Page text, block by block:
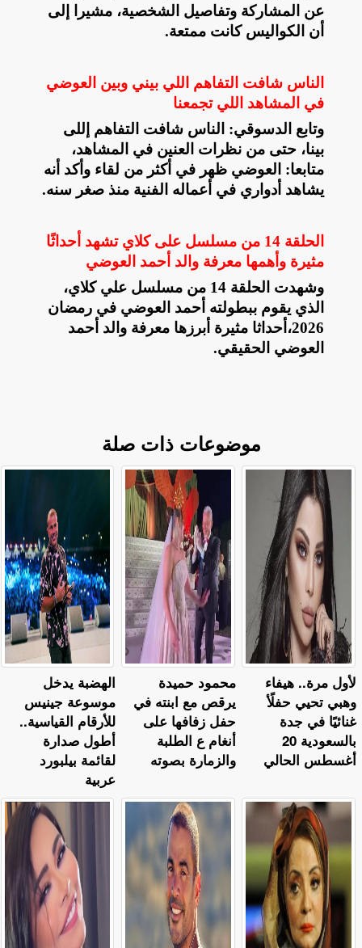
عن المشاركة وتفاصيل الشخصية، مشيرا إلى
أن الكواليس كانت ممتعة.
الناس شافت التفاهم اللي بيني وبين العوضي
في المشاهد اللي تجمعنا
وتابع الدسوقي: الناس شافت التفاهم إللى
بينا، حتى من نظرات العنين في المشاهد،
متابعا: العوضي ظهر في أكثر من لقاء وأكد أنه
يشاهد أدواري في أعماله الفنية منذ صغر سنه.
الحلقة 14 من مسلسل على كلاي تشهد أحداثًا
مثيرة وأهمها معرفة والد أحمد العوضي
وشهدت الحلقة 14 من مسلسل علي كلاي،
الذي يقوم ببطولته أحمد العوضي في رمضان
2026،أحداثا مثيرة أبرزها معرفة والد أحمد
العوضي الحقيقي.
موضوعات ذات صلة
الهضبة يدخل
موسوعة جينيس
للأرقام القياسية..
أطول صدارة
لقائمة بيلبورد
عربية
محمود حميدة
يرقص مع ابنته في
حفل زفافها على
أنغام ع الطلبة
والزمارة بصوته
لأول مرة.. هيفاء
وهبي تحيي حفلًأ
غنائيًا في جدة
بالسعودية 20
أغسطس الحالي